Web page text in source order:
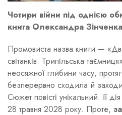
Чотири війни під однією
книга Олександра Зінченка
Промовиста назва книги —
світанків. Трипільська
неосяжної глибини часу,
безперервно сходила й
Сюжет повісті унікальний: її
28 травня 2028 року. Проте,